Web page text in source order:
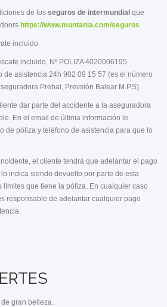
de los seguros de intermundial que
https://www.muntania.com/seguros
incluido
incluido. Nº POLIZA 4020006195
de asistencia 24h 902 09 15 57 (es el número
Prebal, Prevsión Balear M.P.S).
dar parte del accidente a la aseguradora
En el email de última información le
de póliza y teléfono de asistencia para que lo
el cliente tendrá que adelantar el pago
indica siendo devuelto por parte de esta
límites que tiene la póliza. En cualquier caso
responsable de adelantar cualquier pago
gran belleza.